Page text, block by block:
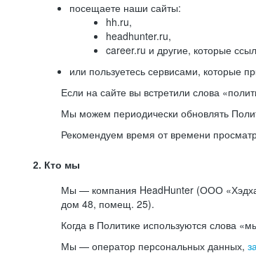
посещаете наши сайты:
hh.ru,
headhunter.ru,
career.ru и другие, которые
или пользуетесь сервисами, которые
Если на сайте вы встретили слова
Мы можем периодически обновлять
Рекомендуем время от времени
2. Кто мы
Мы — компания HeadHunter (ООО
дом 48, помещ. 25).
Когда в Политике используются слова
Мы — оператор персональных данных,